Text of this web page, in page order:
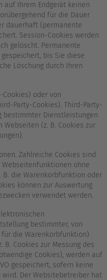
Ihrem Endgerät keinen
für die Dauer
dauerhaft (permanente
Session-Cookies werden
gelöscht. Permanente
bis Sie diese
Löschung durch Ihren
Cookies) oder von
Party-Cookies). Third-Party-
bestimmter Dienstleistungen
(z. B. Cookies zur
Zahlreiche Cookies sind
ohne
die Warenkorbfunktion oder
können zur Auswertung
verwendet werden.
bestimmter, von
die Warenkorbfunktion)
Cookies zur Messung des
Cookies), werden auf
gespeichert, sofern keine
wird. Der Websitebetreiber hat